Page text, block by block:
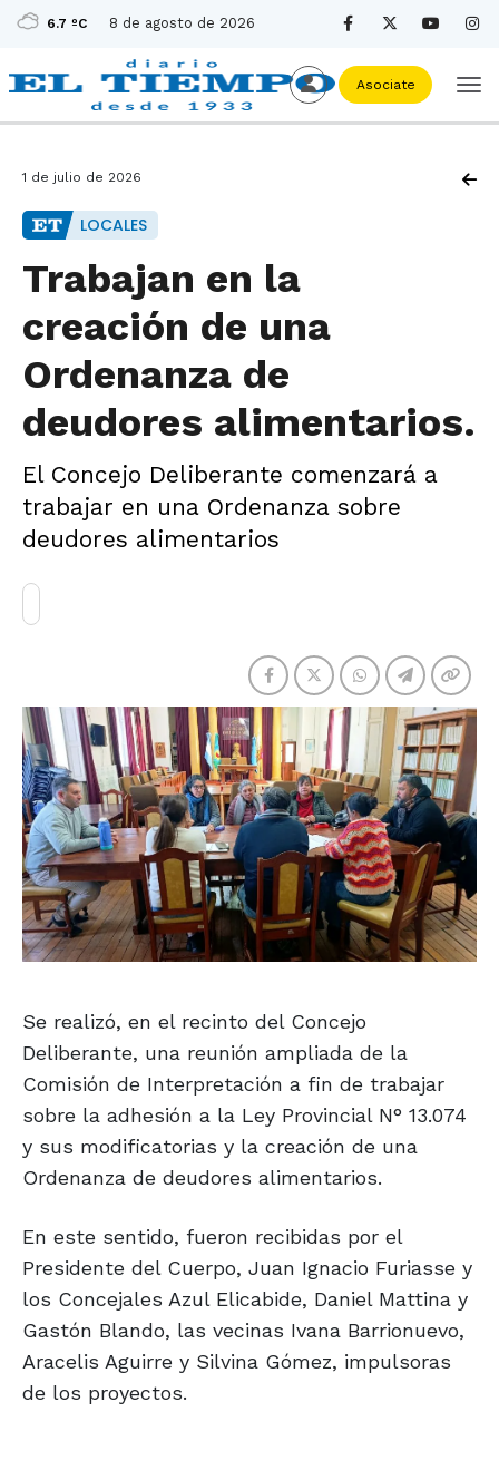
6.7 ºC 8 de agosto de 2026
Asociate
1 de julio de 2026
LOCALES
Trabajan en la
creación de una
Ordenanza de
deudores alimentarios.
El Concejo Deliberante comenzará a
trabajar en una Ordenanza sobre
deudores alimentarios
Se realizó, en el recinto del Concejo
Deliberante, una reunión ampliada de la
Comisión de Interpretación a fin de trabajar
sobre la adhesión a la Ley Provincial N° 13.074
y sus modificatorias y la creación de una
Ordenanza de deudores alimentarios.
En este sentido, fueron recibidas por el
Presidente del Cuerpo, Juan Ignacio Furiasse y
los Concejales Azul Elicabide, Daniel Mattina y
Gastón Blando, las vecinas Ivana Barrionuevo,
Aracelis Aguirre y Silvina Gómez, impulsoras
de los proyectos.